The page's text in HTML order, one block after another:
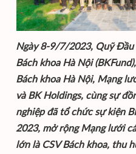
Ngày 8-9/7/2023, Quỹ
Bách khoa Hà Nội
Bách khoa Hà Nội, Mạng
và BK Holdings, cùng sự
nghiệp đã tổ chức sự kiện
2023, mở rộng Mạng lưới
lớn là CSV Bách khoa, thu